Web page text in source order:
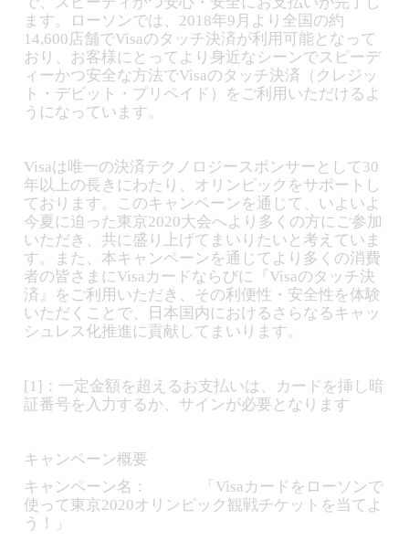
ます。ローソンでは、2018年9月より全国の約
14,600店舗でVisaのタッチ決済が利用可能となって
おり、お客様にとってより身近なシーンでスピーデ
ィーかつ安全な方法でVisaのタッチ決済（クレジッ
ト・デビット・プリペイド）をご利用いただけるよ
うになっています。
Visaは唯一の決済テクノロジースポンサーとして30
年以上の長きにわたり、オリンピックをサポートし
ております。このキャンペーンを通じて、いよいよ
今夏に迫った東京2020大会へより多くの方にご参加
いただき、共に盛り上げてまいりたいと考えていま
す。また、本キャンペーンを通じてより多くの消費
者の皆さまにVisaカードならびに『Visaのタッチ決
済』をご利用いただき、その利便性・安全性を体験
いただくことで、日本国内におけるさらなるキャッ
シュレス化推進に貢献してまいります。
[1]：一定金額を超えるお支払いは、カードを挿し暗
証番号を入力するか、サインが必要となります
キャンペーン概要
キャンペーン名： 「Visaカードをローソンで
使って東京2020オリンピック観戦チケットを当てよ
う！」